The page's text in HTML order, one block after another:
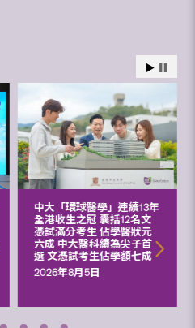
中大「環球醫學」連續13年
全港收生之冠 囊括12名文
憑試滿分考生 佔學醫狀元
六成 中大醫科續為尖子首
選 文憑試考生佔學額七成
2026年8月5日